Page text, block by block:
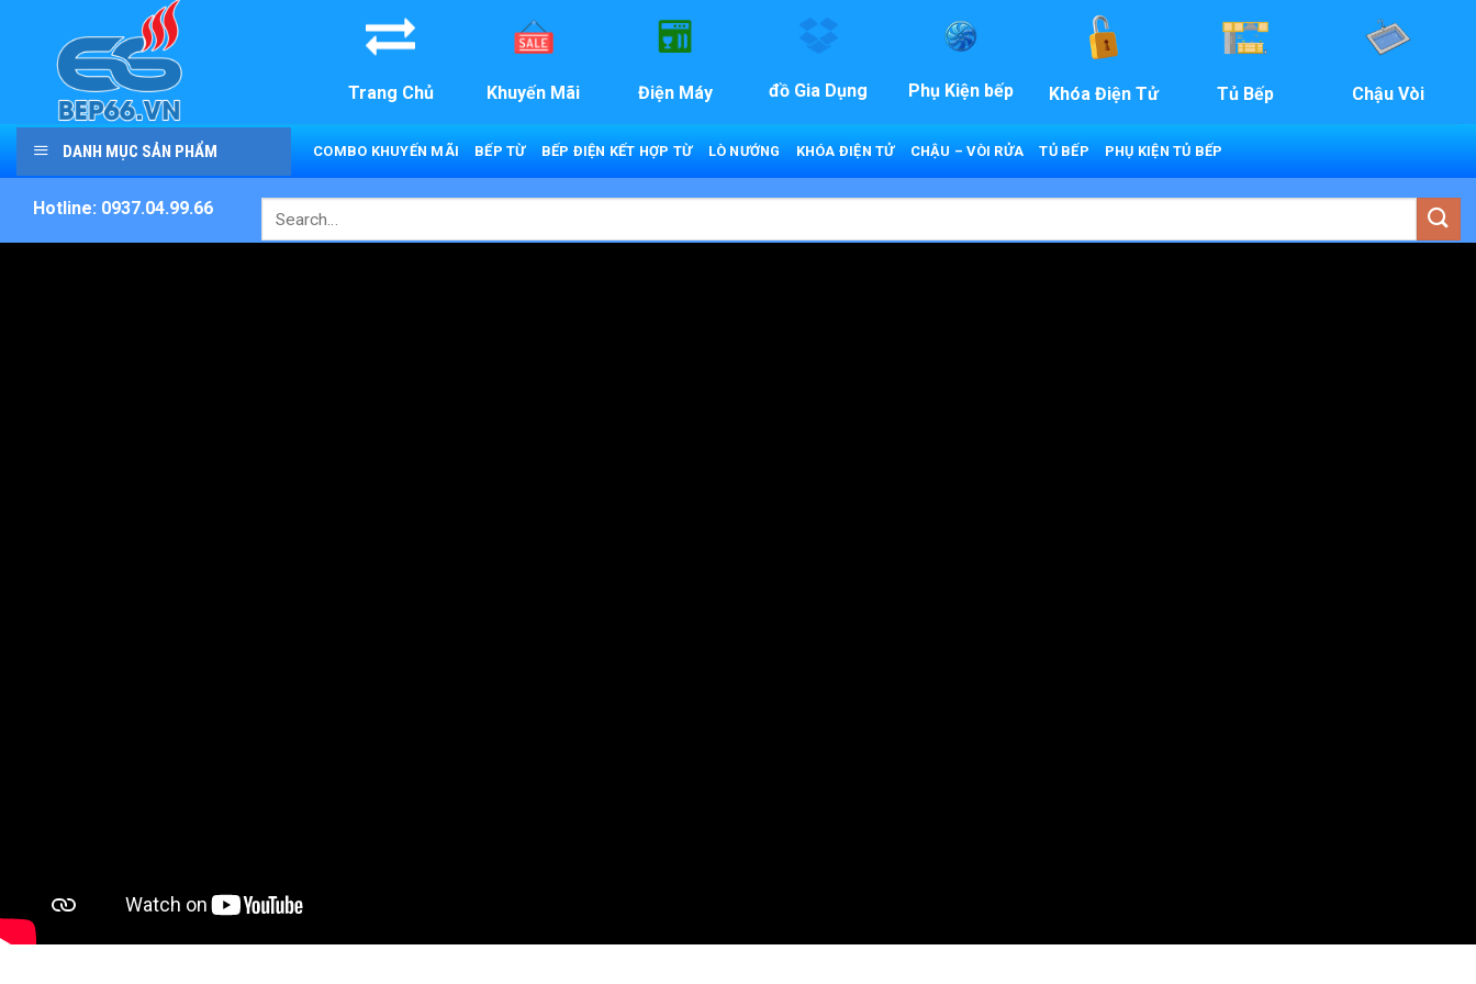
content
Trang Chủ
Khuyến Mãi Điện Máy đồ Gia Dụng Phụ Kiện bếp Khóa Điện Tử Tủ Bếp Chậu Vòi
DANH MỤC SẢN PHẨM COMBO KHUYẾN MÃI BẾP TỪ BẾP ĐIỆN KẾT HỢP TỪ LÒ NƯỚNG KHÓA ĐIỆN TỬ CHẬU – VÒI RỬA TỦ BẾP PHỤ KIỆN TỦ BẾP
Hotline: 0937.04.99.66
Search
for: